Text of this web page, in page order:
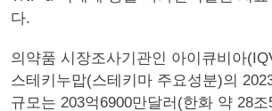
다.
의약품 시장조사기관인 아이큐비아
스테키누맙(스테키마 주요성분)의
규모는 203억6900만달러(한화 약 28